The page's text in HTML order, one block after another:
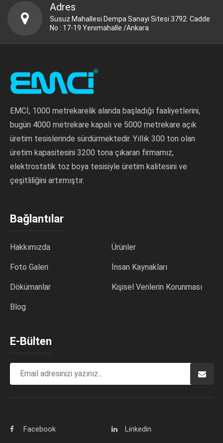
Adres
Susuz Mahallesi Dempa Sanayi Sitesi 3792. Cadde
No : 17-19 Yenımahalle /Ankara
EMCİ, 1000 metrekarelik alanda başladığı faaliyetlerini,
bugün 4000 metrekare kapalı ve 5000 metrekare açık
üretim tesislerinde sürdürmektedir. Yıllık 300 ton olan
üretim kapasitesini 3200 tona çıkaran firmamız,
elektrostatik toz boya tesisiyle üretim kalitesini ve
çeşitliliğini artırmıştır.
Bağlantılar
Hakkımızda Ürünler
Foto Galeri İnsan Kaynakları
Dökümanlar Kişisel Verilerin Korunması
Blog
E-Bülten
Facebook
Linkedin